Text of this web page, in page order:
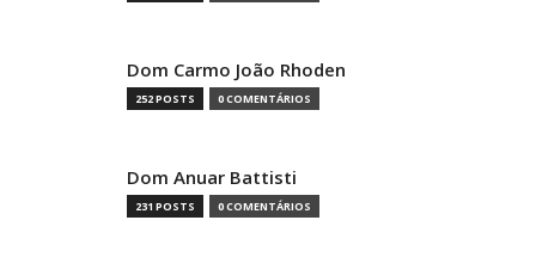
Dom Carmo João Rhoden
252 POSTS 0 COMENTÁRIOS
Dom Anuar Battisti
231 POSTS 0 COMENTÁRIOS